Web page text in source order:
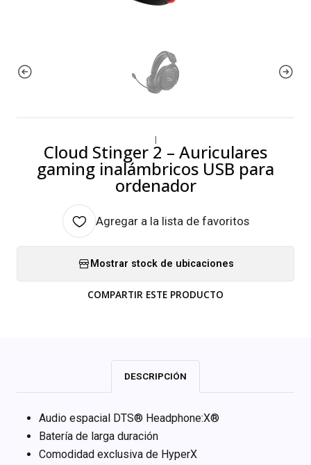
|
Cloud Stinger 2 – Auriculares
gaming inalámbricos USB para
ordenador
Agregar a la lista de favoritos
Mostrar stock de ubicaciones
COMPARTIR ESTE PRODUCTO
DESCRIPCIÓN
Audio espacial DTS® Headphone:X®
Batería de larga duración
Comodidad exclusiva de HyperX